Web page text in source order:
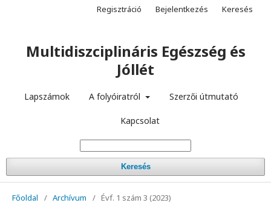
Multidiszciplináris Egészség és
Jóllét
Lapszámok A folyóiratról Szerzői útmutató
Kapcsolat
Keresés
Regisztráció Bejelentkezés Keresés
Főoldal / Archívum / Évf. 1 szám 3 (2023)